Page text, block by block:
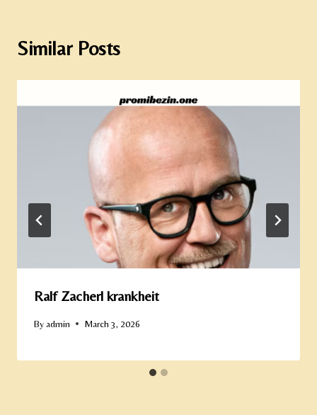
Similar Posts
Ralf Zacherl krankheit
Byadmin March 3, 2026